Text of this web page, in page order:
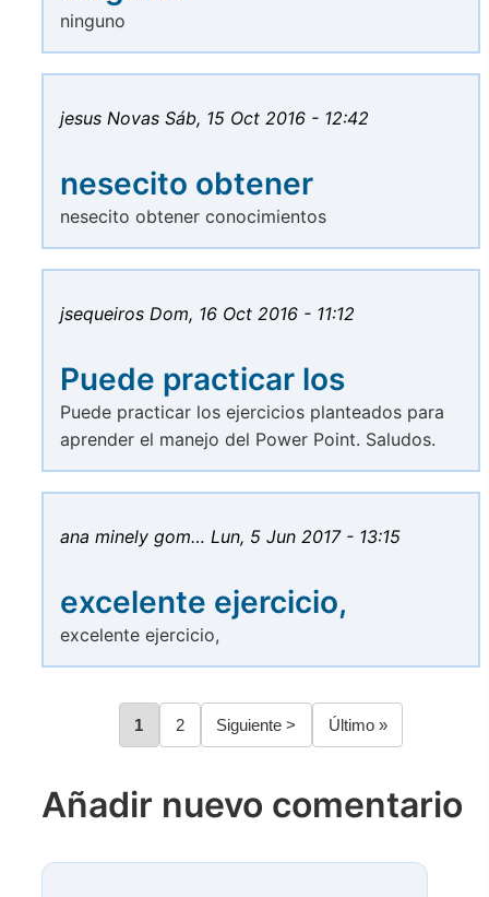
ninguno
jesus Novas Sáb, 15 Oct 2016 - 12:42
nesecito obtener
nesecito obtener conocimientos
jsequeiros Dom, 16 Oct 2016 - 11:12
Puede practicar los
Puede practicar los ejercicios planteados para
aprender el manejo del Power Point. Saludos.
ana minely gom… Lun, 5 Jun 2017 - 13:15
excelente ejercicio,
excelente ejercicio,
Paginación
Página
1 Página
2
Siguiente
página
Siguiente >
Última
página
Último »
Añadir nuevo comentario